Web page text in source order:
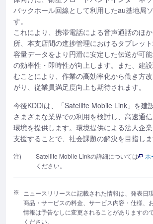
バックホール回線として利用したau基地局
す。
これにより、携帯電話による音声通話のほ
所、本支店間の進捗管理におけるタブレッ
容量データをより円滑に安定した伝送が可
の効率性・即時性が向上します。また、建
むことにより、作業の高効率化から働き方
がり、従業員満足度向上も期待されます。
今後KDDIは、「Satellite Mobile Link」を建
さまざまな業界での利用を検討し、高速通
環境を提供します。環境提供による法人企
支援することで、社会課題の解決を目指しま
注) Satellite Mobile Linkの詳細については ホ
ください。
ニュースリリースに記載された情報は、発表日
商品・サービスの料金、サービス内容・仕様、
情報は予告なしに変更されることがありますの
ください。